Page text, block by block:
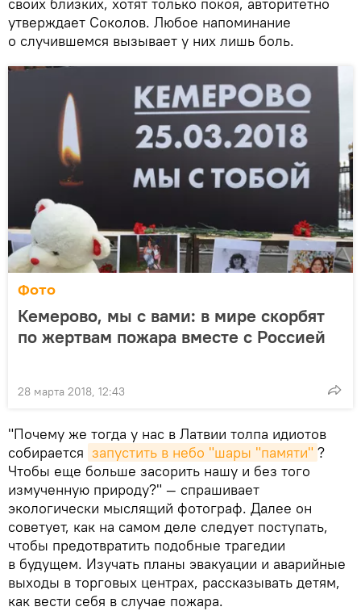
утверждает Соколов. Любое напоминание
о случившемся вызывает у них лишь боль.
Фото
Кемерово, мы с вами: в мире скорбят
по жертвам пожара вместе с Россией
28 марта 2018, 12:43
"Почему же тогда у нас в Латвии толпа идиотов
собирается запустить в небо "шары "памяти" ?
Чтобы еще больше засорить нашу и без того
измученную природу?" — спрашивает
экологически мыслящий фотограф. Далее он
советует, как на самом деле следует поступать,
чтобы предотвратить подобные трагедии
в будущем. Изучать планы эвакуации и аварийные
выходы в торговых центрах, рассказывать детям,
как вести себя в случае пожара.